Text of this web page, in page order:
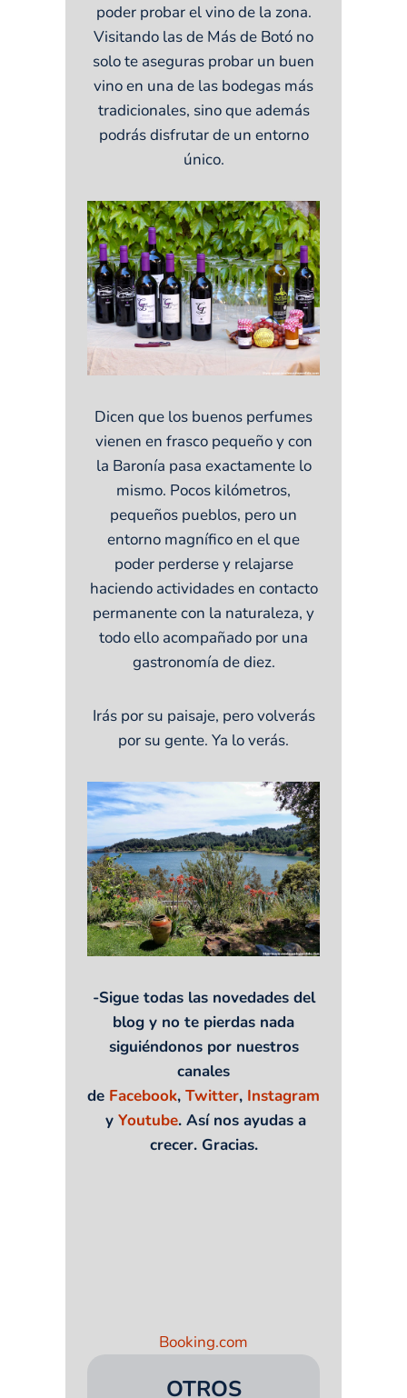
poder probar el vino de la zona.
Visitando las de Más de Botó no
solo te aseguras probar un buen
vino en una de las bodegas más
tradicionales, sino que además
podrás disfrutar de un entorno
único.
Dicen que los buenos perfumes
vienen en frasco pequeño y con
la Baronía pasa exactamente lo
mismo. Pocos kilómetros,
pequeños pueblos, pero un
entorno magnífico en el que
poder perderse y relajarse
haciendo actividades en contacto
permanente con la naturaleza, y
todo ello acompañado por una
gastronomía de diez.
Irás por su paisaje, pero volverás
por su gente. Ya lo verás.
-Sigue todas las novedades del
blog y no te pierdas nada
siguiéndonos por nuestros
canales
de Facebook, Twitter, Instagram
y Youtube. Así nos ayudas a
crecer. Gracias.
Booking.com
OTROS